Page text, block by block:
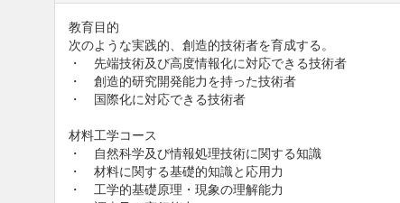
教育目的
次のような実践的、創造的技術者を育成する。
・ 先端技術及び高度情報化に対応できる技術者
・ 創造的研究開発能力を持った技術者
・ 国際化に対応できる技術者
材料工学コース
・ 自然科学及び情報処理技術に関する知識
・ 材料に関する基礎的知識と応用力
・ 工学的基礎原理・現象の理解能力